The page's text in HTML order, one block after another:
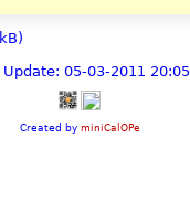
Update: 05-03-2011 20:05
Created by miniCalOPe